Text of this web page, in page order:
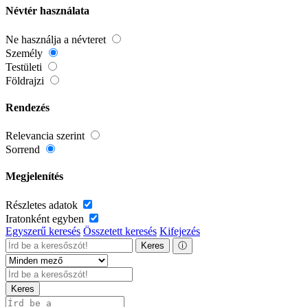
Névtér használata
Ne használja a névteret
Személy
Testületi
Földrajzi
Rendezés
Relevancia szerint
Sorrend
Megjelenítés
Részletes adatok
Iratonként egyben
Egyszerű keresés Összetett keresés Kifejezés
Keres ⓘ
Keres